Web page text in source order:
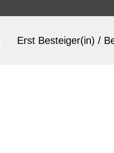
Erst Besteiger(in) /